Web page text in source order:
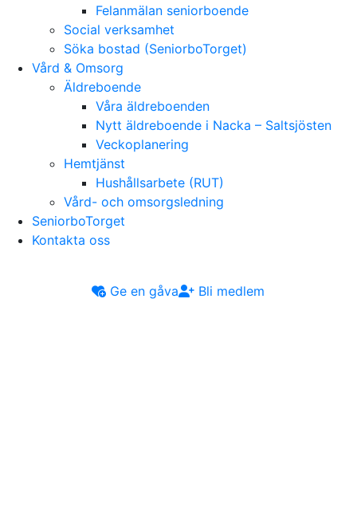
Felanmälan seniorboende
Social verksamhet
Söka bostad (SeniorboTorget)
Vård & Omsorg
Äldreboende
Våra äldreboenden
Nytt äldreboende i Nacka – Saltsjösten
Veckoplanering
Hemtjänst
Hushållsarbete (RUT)
Vård- och omsorgsledning
SeniorboTorget
Kontakta oss
Ge en gåva Bli medlem